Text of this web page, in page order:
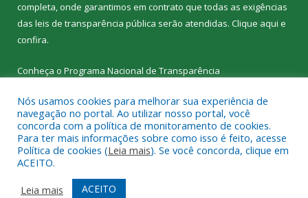
completa, onde garantimos em contrato que todas as exigências
das leis de transparência pública serão atendidas. Clique aqui e
confira.
Conheça o Programa Nacional de Transparência
Todos os direitos reservados a SEMED – Secretaria Municipal de
Educação de Senador José Porfírio.
Mapa do Site
Acessar Área Administrativa
Nós usamos cookies para melhorar sua experiência de
navegação no portal. Ao utilizar nosso portal, você
concorda com a política de monitoramento de cookies.
Para ter mais informações sobre como isso é feito, acesse
Política de cookies (Leia mais). Se você concorda, clique em
ACEITO.
Leia mais
ACEITO